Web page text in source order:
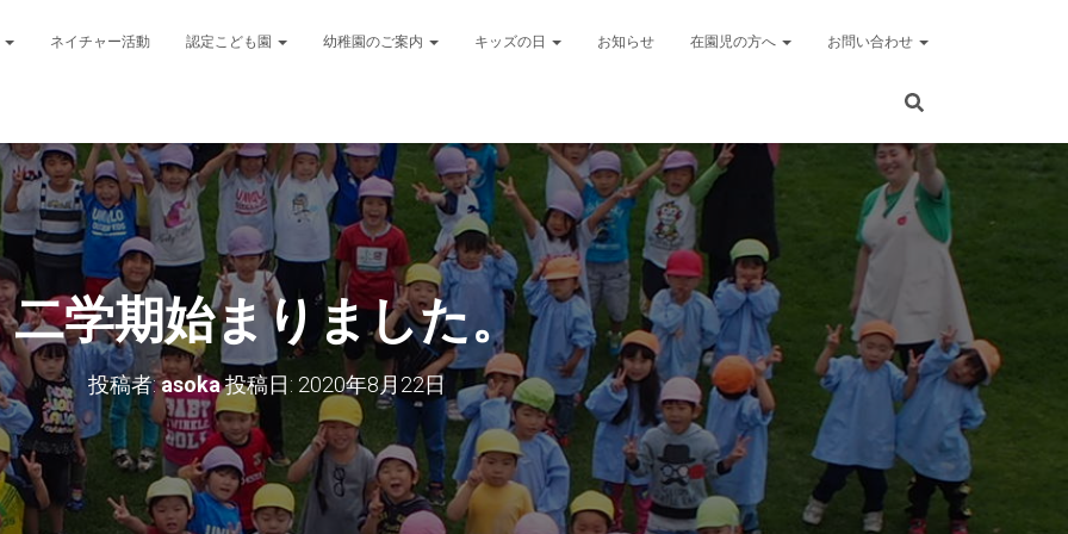
ネイチャー活動 認定こども園 幼稚園のご案内 キッズの日 お知らせ 在園児の方へ お問い合わせ
二学期始まりました。
投稿者:asoka投稿日: 2020年8月22日